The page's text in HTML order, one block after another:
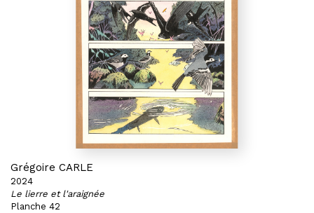
Grégoire CARLE
2024
Le lierre et l'araignée
Planche 42